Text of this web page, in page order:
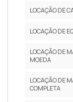
LOCAÇÃO DE
LOCAÇÃO DE
LOCAÇÃO DE
MOEDA
LOCAÇÃO DE
COMPLETA